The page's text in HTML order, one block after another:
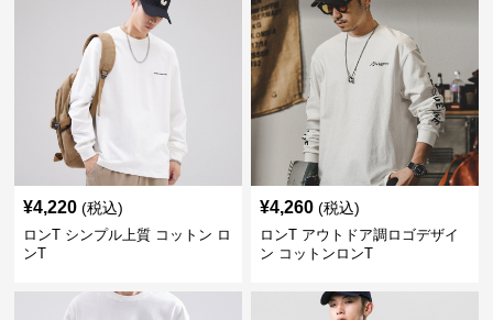
¥4,220 (税込)
ロンT シンプル上質 コットン ロ
ンT
¥4,260 (税込)
ロンT アウトドア調ロゴデザイ
ン コットンロンT